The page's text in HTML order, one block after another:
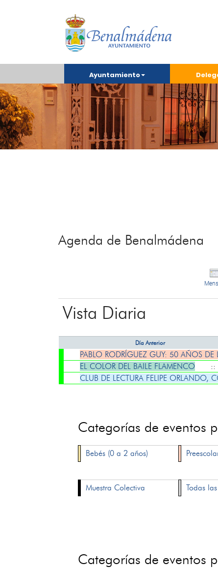
Ayuntamiento
Agenda de Benalmádena
Vista Diaria
Día Anterior
PABLO RODRÍGUEZ GUY: 50 AÑOS DE
EL COLOR DEL BAILE FLAMENCO
::
CLUB DE LECTURA FELIPE ORLANDO,
Categorías de eventos
Bebés (0 a 2 años)
Muestra Colectiva
Todas
Categorías de eventos